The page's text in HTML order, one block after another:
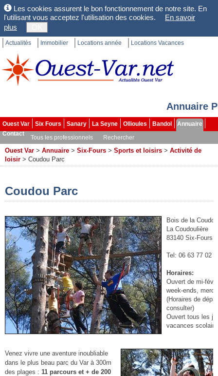
Les cookies assurent le bon fonctionnement de notre site. En
l'utilisant vous acceptez l'utilisation des cookies.
En savoir
plus
Actualités Immobilier Locations année Locations Vacances
Annuaire
Ouest Var Six Fours Sanary La Seyne Ollioules Bandol
Annuaire
Contact
Tous les professionnels Rechercher
Ouest Var > Annuaire > Six-Fours > Sports et loisirs > Activité de
loisir > Coudou Parc
Coudou Parc
Bois de la
La Coudoulière
83140 Six-Fours
Tel: 06 63 77 02
Horaires:
Ouvert de mi-
week-ends,
(Horaires de
consulter)
Ouvert tous les
vacances
Venez vivre une aventure inoubliable
dans le plus beau parc du Var à 300m
des plages : 11 parcours et + de 200